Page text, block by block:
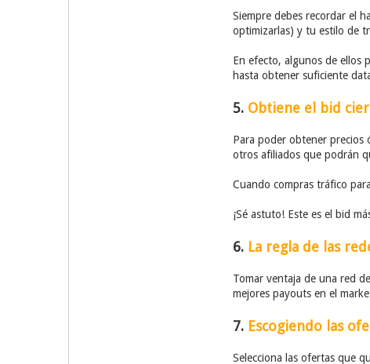
Siempre debes recordar el
optimizarlas) y tu estilo de
En efecto, algunos de ellos
hasta obtener suficiente
5. Obtiene el bid
Para poder obtener precios
otros afiliados que podrán
Cuando compras tráfico
¡Sé astuto! Este es el bid
6. La regla de las
Tomar ventaja de una red
mejores payouts en el
7. Escogiendo las
Selecciona las ofertas que